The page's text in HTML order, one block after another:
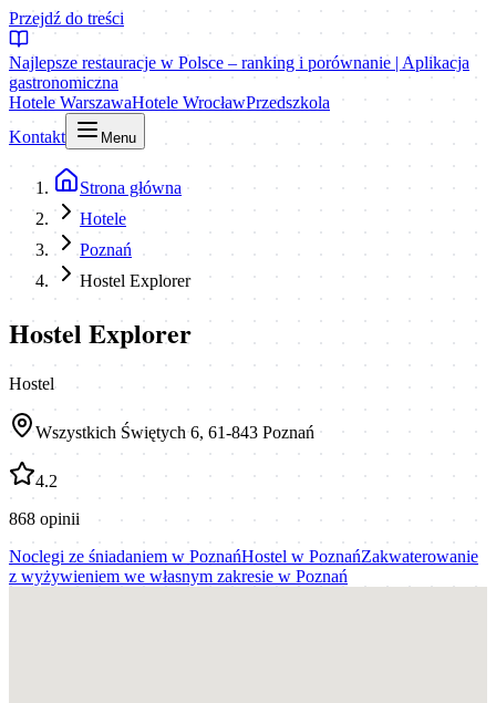
Przejdź do treści
Najlepsze restauracje w Polsce – ranking i porównanie | Aplikacja
gastronomiczna
Hotele WarszawaHotele WrocławPrzedszkola
Kontakt
Menu
Strona główna
Hotele
Poznań
Hostel Explorer
Hostel Explorer
Hostel
Wszystkich Świętych 6, 61-843 Poznań
4.2
868 opinii
Noclegi ze śniadaniem w PoznańHostel w PoznańZakwaterowanie
z wyżywieniem we własnym zakresie w Poznań